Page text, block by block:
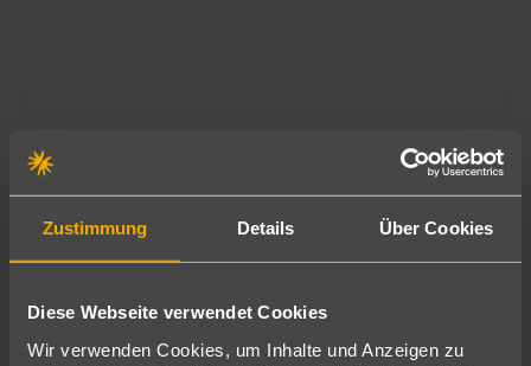
Zustimmung Details Über Cookies
Diese Webseite verwendet Cookies
Wir verwenden Cookies, um Inhalte und Anzeigen zu
Sonnenstrand - Entspannung im
größten Urlaubsort Bulgariens